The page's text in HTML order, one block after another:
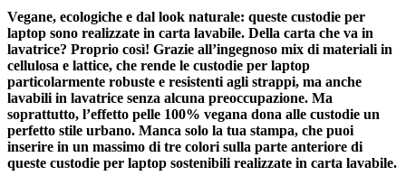
Vegane, ecologiche e dal look naturale: queste custodie per
laptop sono realizzate in carta lavabile. Della carta che va in
lavatrice? Proprio così! Grazie all’ingegnoso mix di materiali in
cellulosa e lattice, che rende le custodie per laptop
particolarmente robuste e resistenti agli strappi, ma anche
lavabili in lavatrice senza alcuna preoccupazione. Ma
soprattutto, l’effetto pelle 100% vegana dona alle custodie un
perfetto stile urbano. Manca solo la tua stampa, che puoi
inserire in un massimo di tre colori sulla parte anteriore di
queste custodie per laptop sostenibili realizzate in carta lavabile.